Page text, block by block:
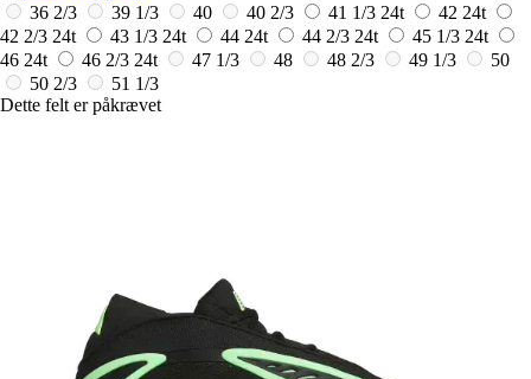
36 2/3
39 1/3 40 40 2/3 41 1/3 24t 42 24t
42 2/3 24t 43 1/3 24t 44 24t 44 2/3 24t 45 1/3 24t
46 24t 46 2/3 24t 47 1/3 48 48 2/3 49 1/3
50
50 2/3
51 1/3
Dette felt er påkrævet